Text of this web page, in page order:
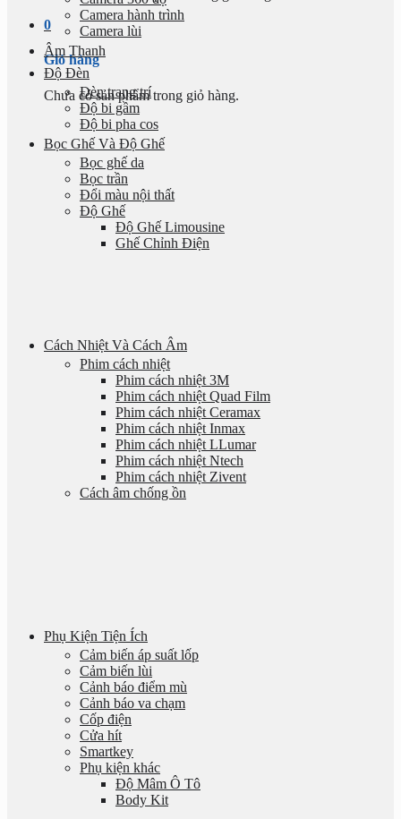
0
Giỏ hàng
Chưa có sản phẩm trong giỏ hàng.
Camera hành trình
Camera lùi
Âm Thanh
Độ Đèn
Đèn trang trí
Độ bi gầm
Độ bi pha cos
Bọc Ghế Và Độ Ghế
Bọc ghế da
Bọc trần
Đổi màu nội thất
Độ Ghế
Độ Ghế Limousine
Ghế Chỉnh Điện
Cách Nhiệt Và Cách Âm
Phim cách nhiệt
Phim cách nhiệt 3M
Phim cách nhiệt Quad Film
Phim cách nhiệt Ceramax
Phim cách nhiệt Inmax
Phim cách nhiệt LLumar
Phim cách nhiệt Ntech
Phim cách nhiệt Zivent
Cách âm chống ồn
Phụ Kiện Tiện Ích
Cảm biến áp suất lốp
Cảm biến lùi
Cảnh báo điểm mù
Cảnh báo va chạm
Cốp điện
Cửa hít
Smartkey
Phụ kiện khác
Độ Mâm Ô Tô
Body Kit